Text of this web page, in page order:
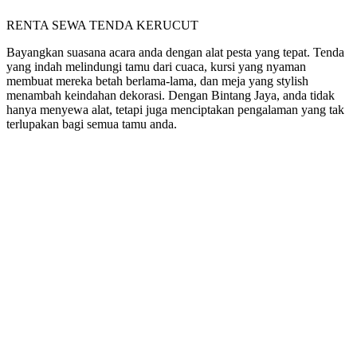
RENTA SEWA TENDA KERUCUT
Bayangkan suasana acara anda dengan alat pesta yang tepat. Tenda
yang indah melindungi tamu dari cuaca, kursi yang nyaman
membuat mereka betah berlama-lama, dan meja yang stylish
menambah keindahan dekorasi. Dengan Bintang Jaya, anda tidak
hanya menyewa alat, tetapi juga menciptakan pengalaman yang tak
terlupakan bagi semua tamu anda.